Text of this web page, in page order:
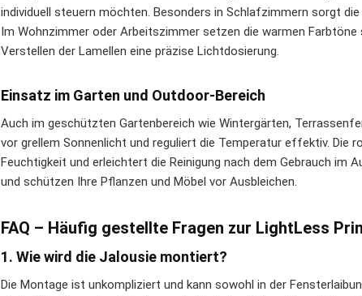
individuell steuern möchten. Besonders in Schlafzimmern sorgt
Im Wohnzimmer oder Arbeitszimmer setzen die warmen
Verstellen der Lamellen eine präzise Lichtdosierung.
Einsatz im Garten und Outdoor-Bereich
Auch im geschützten Gartenbereich wie Wintergärten,
vor grellem Sonnenlicht und reguliert die Temperatur effektiv. Die
Feuchtigkeit und erleichtert die Reinigung nach dem Gebrauch im
und schützen Ihre Pflanzen und Möbel vor Ausbleichen.
FAQ – Häufig gestellte Fragen zur LightLess
1. Wie wird die Jalousie montiert?
Die Montage ist unkompliziert und kann sowohl in der